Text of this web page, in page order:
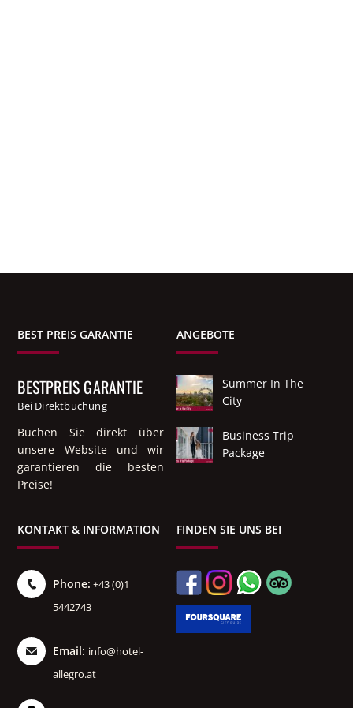
BEST PREIS GARANTIE
BESTPREIS GARANTIE
Bei Direktbuchung
Buchen Sie direkt über
unsere Website und wir
garantieren die besten
Preise!
ANGEBOTE
Summer In The
City
Business Trip
Package
KONTAKT & INFORMATION
Phone: +43 (0)1
5442743
Email: info@hotel-
allegro.at
FINDEN SIE UNS BEI